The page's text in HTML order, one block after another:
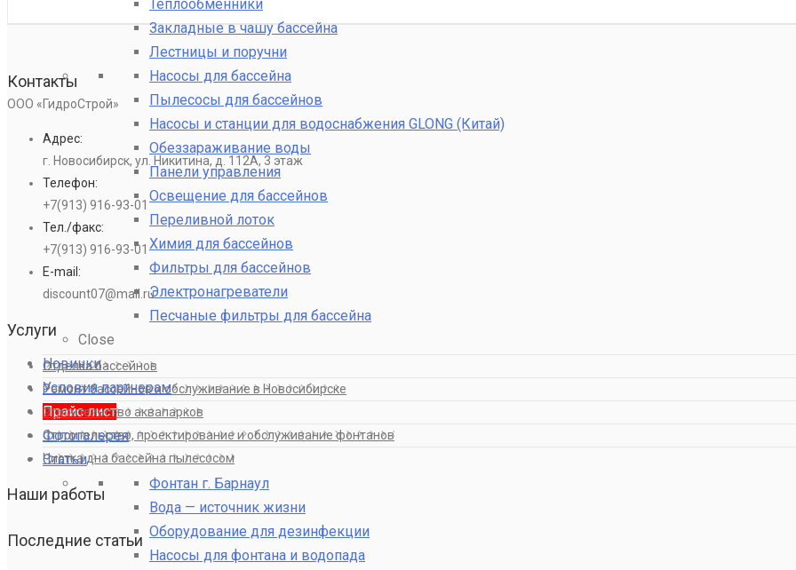
Теплообменники
Закладные в чашу бассейна
Лестницы и поручни
Насосы для бассейна
Пылесосы для бассейнов
Насосы и станции для водоснабжения GLONG (Китай)
Обеззараживание воды
Панели управления
Освещение для бассейнов
Переливной лоток
Химия для бассейнов
Фильтры для бассейнов
Электронагреватели
Песчаные фильтры для бассейна
Close
Новинки
Условия партнерам
Прайс лист
Фотогалерея
Статьи
Фонтан г. Барнаул
Вода — источник жизни
Оборудование для дезинфекции
Насосы для фонтана и водопада
Контакты
ООО «ГидроСтрой»
Адрес:
г. Новосибирск, ул. Никитина, д. 112А, 3 этаж
Телефон:
+7(913) 916-93-01
Тел./факс:
+7(913) 916-93-01
E-mail:
discount07@mail.ru
Услуги
Отделка бассейнов
Ремонт бассейнов и обслуживание в Новосибирске
Строительство аквапарков
Строительство, проектирование и обслуживание фонтанов
Чистка дна бассейна пылесосом
Наши работы
Последние статьи